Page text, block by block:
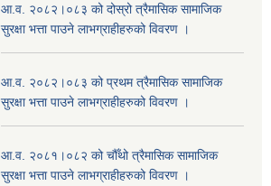
आ.व. २०८२।०८३ को दोस्रो त्रैमासिक सामाजिक
सुरक्षा भत्ता पाउने लाभग्राहीहरुको विवरण ।
आ.व. २०८२।०८३ को प्रथम त्रैमासिक सामाजिक
सुरक्षा भत्ता पाउने लाभग्राहीहरुको विवरण ।
आ.व. २०८१।०८२ को चौँथो त्रैमासिक सामाजिक
सुरक्षा भत्ता पाउने लाभग्राहीहरुको विवरण ।